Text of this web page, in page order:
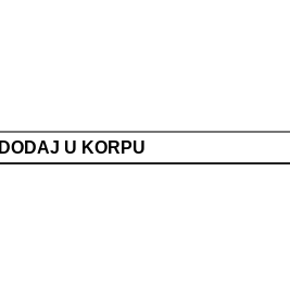
DODAJ U KORPU